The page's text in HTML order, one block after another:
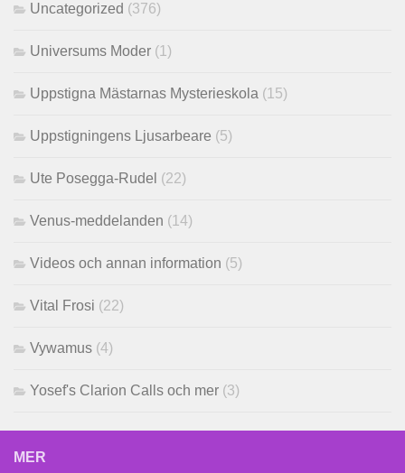
Uncategorized (376)
Universums Moder (1)
Uppstigna Mästarnas Mysterieskola (15)
Uppstigningens Ljusarbeare (5)
Ute Posegga-Rudel (22)
Venus-meddelanden (14)
Videos och annan information (5)
Vital Frosi (22)
Vywamus (4)
Yosef's Clarion Calls och mer (3)
MER